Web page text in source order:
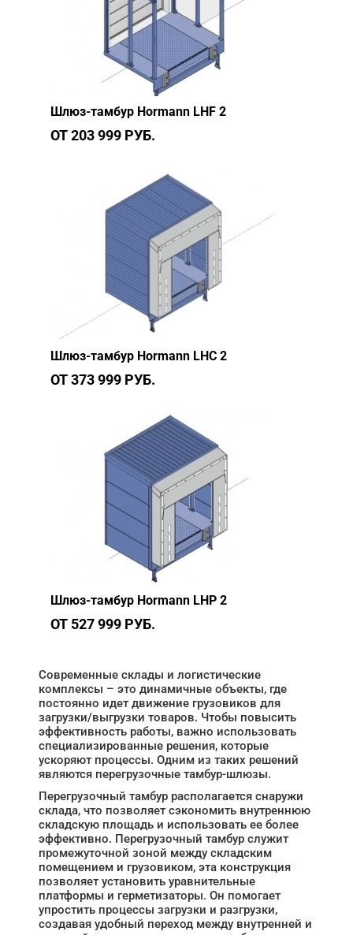
Шлюз-тамбур Hormann LHF 2
ОТ 203 999 РУБ.
Шлюз-тамбур Hormann LHC 2
ОТ 373 999 РУБ.
Шлюз-тамбур Hormann LHP 2
ОТ 527 999 РУБ.
Современные склады и логистические
комплексы – это динамичные объекты, где
постоянно идет движение грузовиков для
загрузки/выгрузки товаров. Чтобы повысить
эффективность работы, важно использовать
специализированные решения, которые
ускоряют процессы. Одним из таких решений
являются перегрузочные тамбур-шлюзы.
Перегрузочный тамбур располагается снаружи
склада, что позволяет сэкономить внутреннюю
складскую площадь и использовать ее более
эффективно. Перегрузочный тамбур служит
промежуточной зоной между складским
помещением и грузовиком, эта конструкция
позволяет установить уравнительные
платформы и герметизаторы. Он помогает
упростить процессы загрузки и разгрузки,
создавая удобный переход между внутренней и